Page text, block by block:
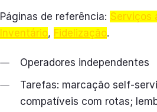
Páginas de referência: Serviços
Inventário, Fidelização.
Operadores independentes
Tarefas: marcação self-
compatíveis com rotas;